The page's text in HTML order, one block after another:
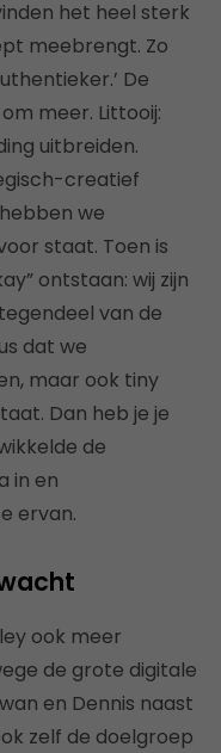
het heel sterk
meebrengt. Zo
De
meer. Littooij:
uitbreiden.
creatief
we
staat. Toen is
ontstaan: wij zijn
van de
dat we
maar ook tiny
Dan heb je je
de
in en
ervan.
ook meer
de grote digitale
en Dennis naast
zelf de doelgroep